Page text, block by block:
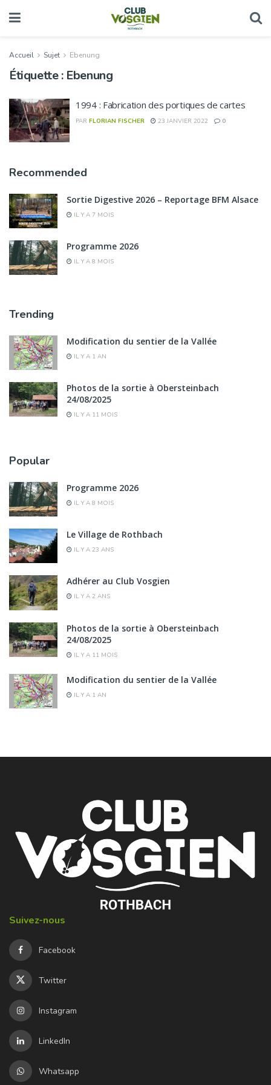
Accueil Sujet Ebenung
Étiquette : Ebenung
1994 : Fabrication des portiques de cartes
PAR FLORIAN FISCHER 23 JANVIER 2022 0
Recommended
Sortie Digestive 2026 – Reportage BFM Alsace
IL Y A 7 MOIS
Programme 2026
IL Y A 8 MOIS
Trending
Modification du sentier de la Vallée
IL Y A 1 AN
Photos de la sortie à Obersteinbach
24/08/2025
IL Y A 11 MOIS
Popular
Programme 2026
IL Y A 8 MOIS
Le Village de Rothbach
IL Y A 23 ANS
Adhérer au Club Vosgien
IL Y A 2 ANS
Photos de la sortie à Obersteinbach
24/08/2025
IL Y A 11 MOIS
Modification du sentier de la Vallée
IL Y A 1 AN
Suivez-nous
Facebook
Twitter
Instagram
LinkedIn
Whatsapp